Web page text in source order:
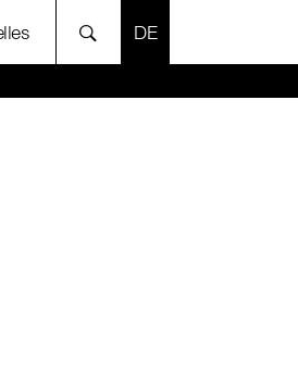
SPRACHE